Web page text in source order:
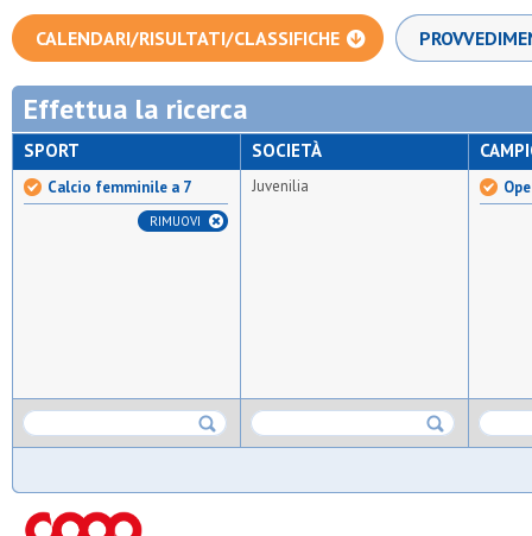
CALENDARI/RISULTATI/CLASSIFICHE
Effettua la ricerca
SPORT
Calcio femminile a 7
RIMUOVI
SOCIETÀ
Juvenilia